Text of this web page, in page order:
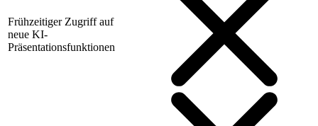
Frühzeitiger Zugriff auf
neue KI-
Präsentationsfunktionen